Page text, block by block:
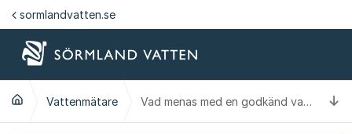
Hoppa till innehåll
sormlandvatten.se
Vattenmätare Vad menas med en godkänd vattenmätarplats?